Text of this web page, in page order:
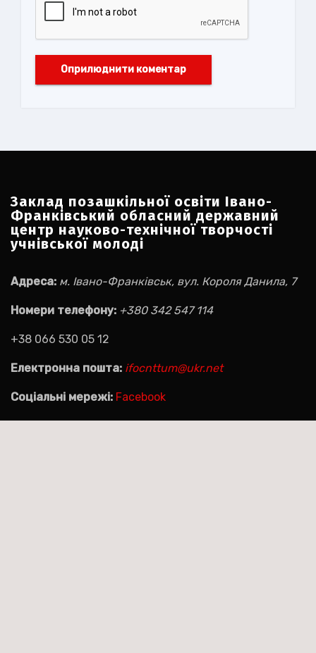
Заклад позашкільної освіти Івано-
Франківський обласний державний
центр науково-технічної творчості
учнівської молоді
Адреса: м. Івано-Франківськ, вул. Короля Данила, 7
Номери телефону: +380 342 547 114
+38 066 530 05 12
Електронна пошта: ifocnttum@ukr.net
Соціальні мережі: Facebook